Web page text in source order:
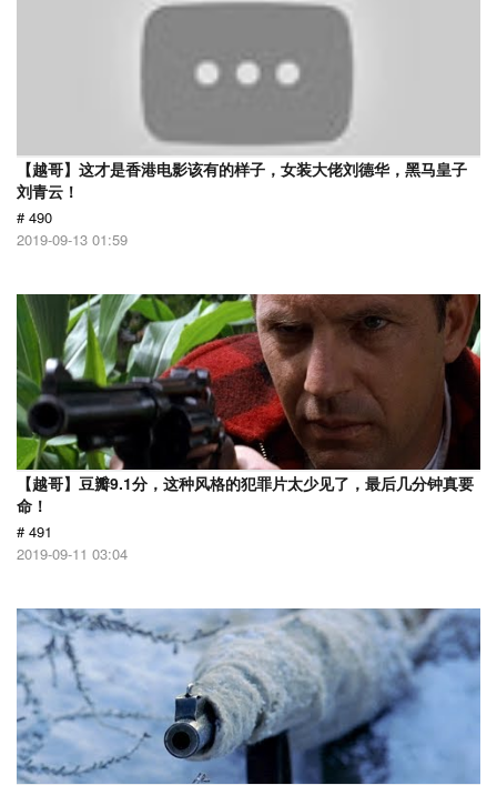
【越哥】这才是香港电影该有的样子，女装大佬刘德华，黑马皇子
刘青云！
# 490
2019-09-13 01:59
【越哥】豆瓣9.1分，这种风格的犯罪片太少见了，最后几分钟真要
命！
# 491
2019-09-11 03:04